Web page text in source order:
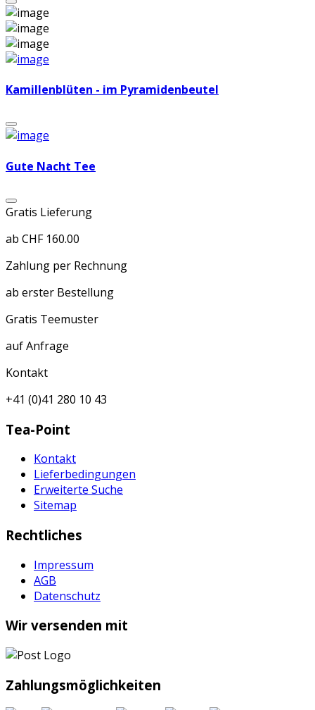
Kamillenblüten - im Pyramidenbeutel
Gute Nacht Tee
Gratis Lieferung
ab CHF 160.00
Zahlung per Rechnung
ab erster Bestellung
Gratis Teemuster
auf Anfrage
Kontakt
+41 (0)41 280 10 43
Tea-Point
Kontakt
Lieferbedingungen
Erweiterte Suche
Sitemap
Rechtliches
Impressum
AGB
Datenschutz
Wir versenden mit
Zahlungsmöglichkeiten